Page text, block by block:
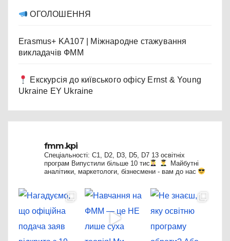
ОГОЛОШЕННЯ
Erasmus+ KA107 | Міжнародне стажування
викладачів ФММ
Екскурсія до київського офісу Ernst & Young
Ukraine EY Ukraine
fmm.kpi
Спеціальності: C1, D2, D3, D5, D7 13 освітніх
програм Випустили більше 10 тис
Майбутні
аналітики, маркетологи, бізнесмени - вам до нас